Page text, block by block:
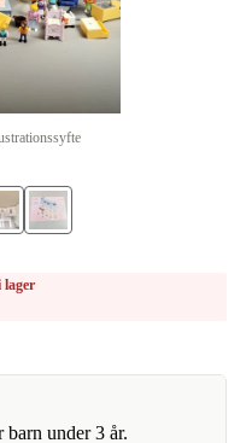
lager
under 3 år.